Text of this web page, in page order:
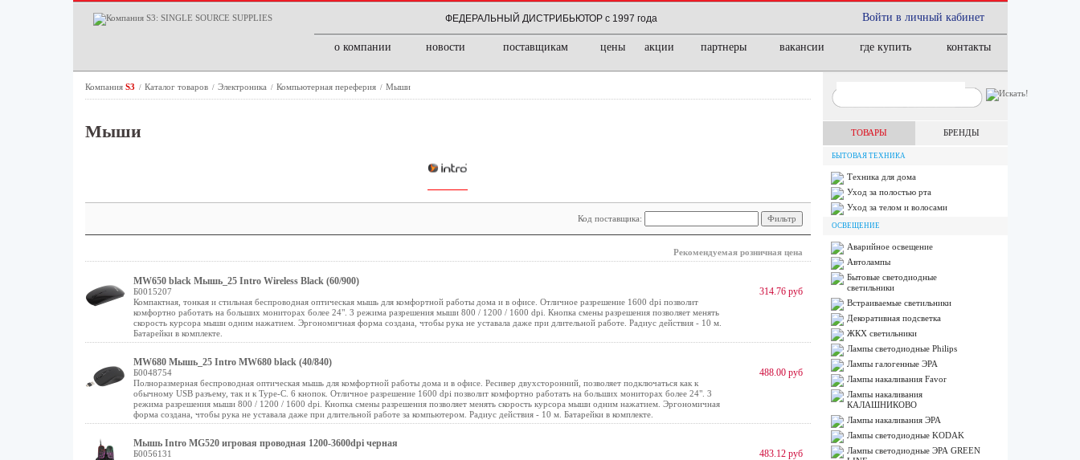
Войти в личный кабинет
ФЕДЕРАЛЬНЫЙ ДИСТРИБЬЮТОР с 1997 года
о компании новости поставщикам цены акции партнеры вакансии где купить контакты
Компания S3 / Каталог товаров / Электроника / Компьютерная переферия / Мыши
Мыши
Код поставщика:
Рекомендуемая розничная цена
MW650 black Мышь_25 Intro Wireless Black (60/900)
Б0015207
Компактная, тонкая и стильная беспроводная оптическая мышь для комфортной работы дома и в офисе. Отличное разрешение 1600 dpi позволит
комфортно работать на больших мониторах более 24". 3 режима разрешения мыши 800 / 1200 / 1600 dpi. Кнопка смены разрешения позволяет менять
скорость курсора мыши одним нажатием. Эргономичная форма создана, чтобы рука не уставала даже при длительной работе. Радиус действия - 10 м.
Батарейки в комплекте.
314.76 руб
MW680 Мышь_25 Intro MW680 black (40/840)
Б0048754
Полноразмерная беспроводная оптическая мышь для комфортной работы дома и в офисе. Ресивер двухсторонний, позволяет подключаться как к
обычному USB разъему, так и к Type-C. 6 кнопок. Отличное разрешение 1600 dpi позволит комфортно работать на больших мониторах более 24". 3
режима разрешения мыши 800 / 1200 / 1600 dpi. Кнопка смены разрешения позволяет менять скорость курсора мыши одним нажатием. Эргономичная
форма создана, чтобы рука не уставала даже при длительной работе за компьютером. Радиус действия - 10 м. Батарейки в комплекте.
488.00 руб
Мышь Intro MG520 игровая проводная 1200-3600dpi черная
Б0056131
483.12 руб
ТОВАРЫ БРЕНДЫ
БЫТОВАЯ ТЕХНИКА
Техника для дома
Уход за полостью рта
Уход за телом и волосами
ОСВЕЩЕНИЕ
Аварийное освещение
Автолампы
Бытовые светодиодные
светильники
Встраиваемые светильники
Декоративная подсветка
ЖКХ светильники
Лампы cветодиодные Philips
Лампы галогенные ЭРА
Лампы накаливания Favor
Лампы накаливания
КАЛАШНИКОВО
Лампы накаливания ЭРА
Лампы светодиодные KODAK
Лампы светодиодные ЭРА GREEN